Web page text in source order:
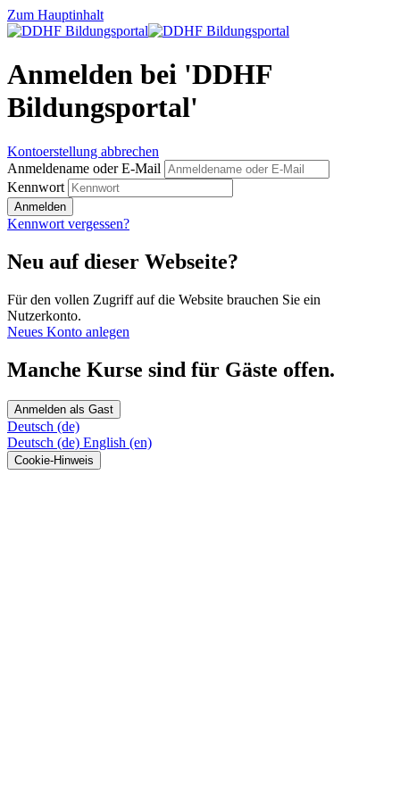
Zum Hauptinhalt
Anmelden bei 'DDHF
Bildungsportal'
Kontoerstellung abbrechen
Anmeldename oder E-Mail
Kennwort
Anmelden
Kennwort vergessen?
Neu auf dieser Webseite?
Für den vollen Zugriff auf die Website brauchen Sie ein
Nutzerkonto.
Neues Konto anlegen
Manche Kurse sind für Gäste offen.
Anmelden als Gast
Deutsch ‎(de)‎
Deutsch ‎(de)‎ English ‎(en)‎
Cookie-Hinweis